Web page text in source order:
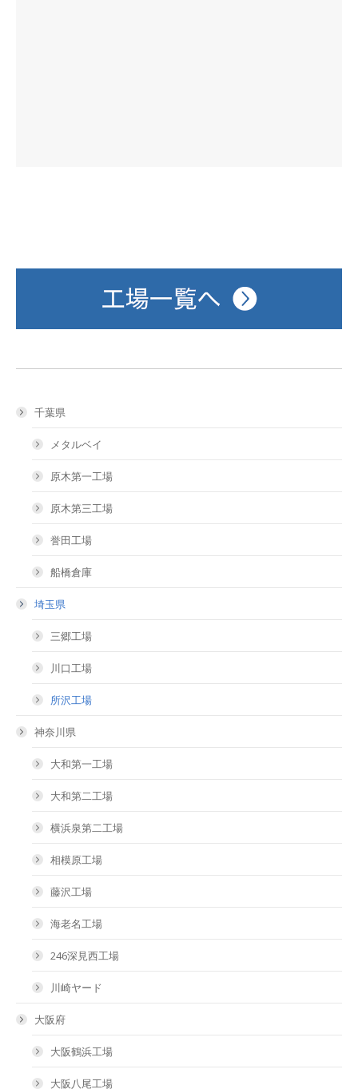
千葉県
メタルベイ
原木第一工場
原木第三工場
誉田工場
船橋倉庫
埼玉県
三郷工場
川口工場
所沢工場
神奈川県
大和第一工場
大和第二工場
横浜泉第二工場
相模原工場
藤沢工場
海老名工場
246深見西工場
川崎ヤード
大阪府
大阪鶴浜工場
大阪八尾工場